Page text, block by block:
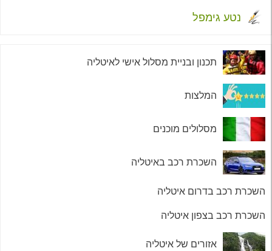
נטע גימפל
תכנון ובניית מסלול אישי לאיטליה
המלצות
מסלולים מוכנים
השכרת רכב באיטליה
השכרת רכב בדרום איטליה
השכרת רכב בצפון איטליה
אזורים של איטליה